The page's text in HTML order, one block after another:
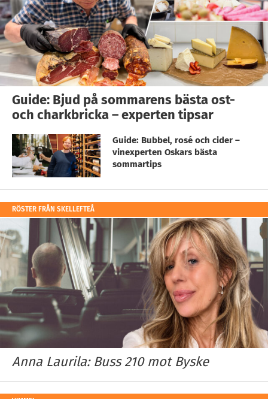
Guide: Bjud på sommarens bästa ost-
och charkbricka – experten tipsar
Guide: Bubbel, rosé och cider –
vinexperten Oskars bästa
sommartips
RÖSTER FRÅN SKELLEFTEÅ
Anna Laurila: Buss 210 mot Byske